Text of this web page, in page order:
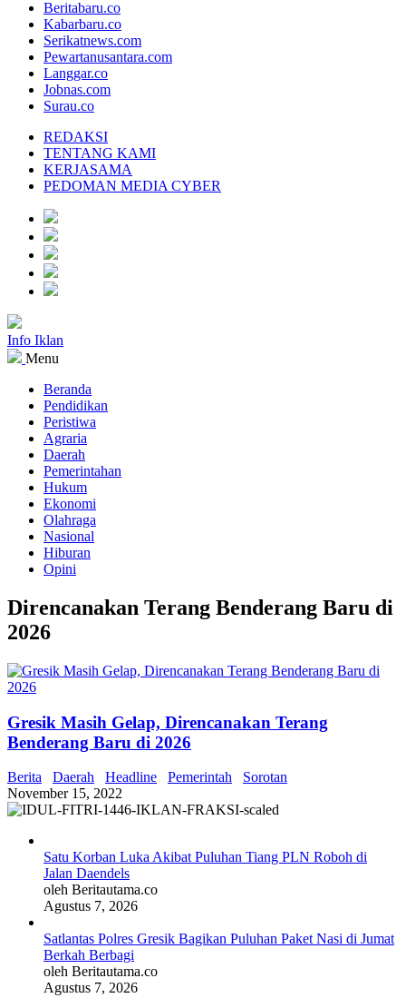
Beritabaru.co
Kabarbaru.co
Serikatnews.com
Pewartanusantara.com
Langgar.co
Jobnas.com
Surau.co
REDAKSI
TENTANG KAMI
KERJASAMA
PEDOMAN MEDIA CYBER
Info Iklan
Menu
Beranda
Pendidikan
Peristiwa
Agraria
Daerah
Pemerintahan
Hukum
Ekonomi
Olahraga
Nasional
Hiburan
Opini
Direncanakan Terang Benderang Baru di
2026
Gresik Masih Gelap, Direncanakan Terang
Benderang Baru di 2026
Berita Daerah Headline Pemerintah
Sorotan
November 15, 2022
Satu Korban Luka Akibat Puluhan Tiang PLN Roboh di
Jalan Daendels
oleh Beritautama.co
Agustus 7, 2026
Satlantas Polres Gresik Bagikan Puluhan Paket Nasi di Jumat
Berkah Berbagi
oleh Beritautama.co
Agustus 7, 2026